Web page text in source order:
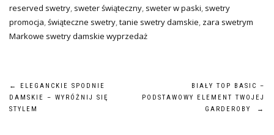
reserved swetry, sweter świąteczny, sweter w paski, swetry
promocja,świąteczne swetry,tanie swetry damskie, zara swetrym
Markowe swetry damskie wyprzedaż
Nawigacja
wpisu
←
ELEGANCKIE SPODNIE
DAMSKIE – WYRÓŻNIJ SIĘ
STYLEM
BIAŁY TOP BASIC –
PODSTAWOWY ELEMENT TWOJEJ
GARDEROBY
→